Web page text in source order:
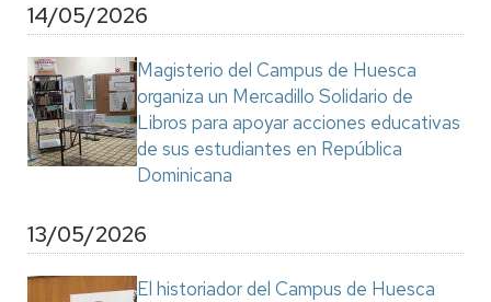
14/05/2026
Magisterio del Campus de Huesca
organiza un Mercadillo Solidario de
Libros para apoyar acciones educativas
de sus estudiantes en República
Dominicana
13/05/2026
El historiador del Campus de Huesca